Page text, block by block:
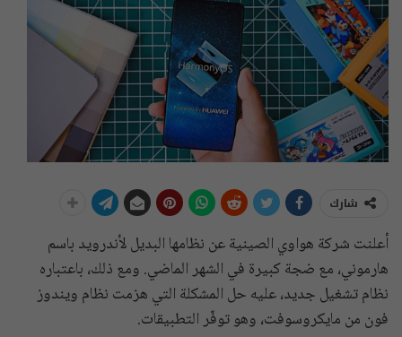
شارك
أعلنت شركة هواوي الصينية عن نظامها البديل لأندرويد باسم
هارموني، مع ضجة كبيرة في الشهر الماضي. ومع ذلك، باعتباره
نظام تشغيل جديد، عليه حل المشكلة التي هزمت نظام ويندوز
فون من مايكروسوفت، وهو توفّر التطبيقات.